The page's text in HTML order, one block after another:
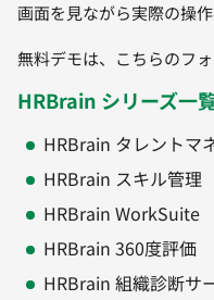
画面を見ながら実際の操
無料デモは、こちらのフ
HRBrain シリーズ一
HRBrain タレントマ
HRBrain スキル管理
HRBrain WorkSuite
HRBrain 360度評価
HRBrain 組織診断サ